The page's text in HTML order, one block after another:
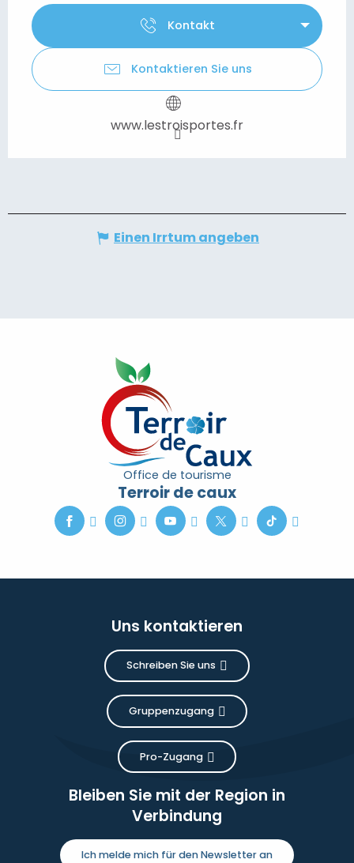
Kontakt
Kontaktieren Sie uns
www.lestroisportes.fr
Einen Irrtum angeben
Office de tourisme
Terroir de caux
Uns kontaktieren
Schreiben Sie uns
Gruppenzugang
Pro-Zugang
Bleiben Sie mit der Region in
Verbindung
Ich melde mich für den Newsletter an